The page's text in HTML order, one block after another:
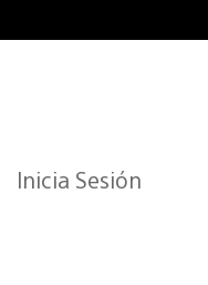
Inicia Sesión